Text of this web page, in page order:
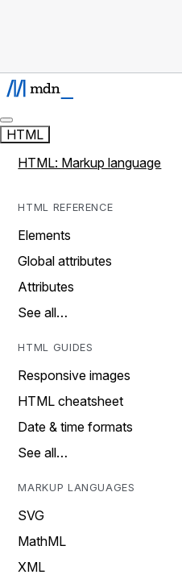
HTML
HTML: Markup language
HTML REFERENCE
Elements
Global attributes
Attributes
See all…
HTML GUIDES
Responsive images
HTML cheatsheet
Date & time formats
See all…
MARKUP LANGUAGES
SVG
MathML
XML